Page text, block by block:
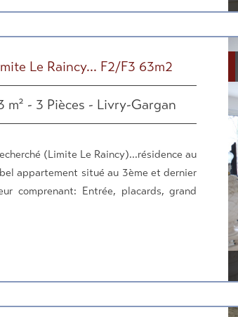
Le Raincy... F2/F3 63m2
- 3 Pièces - Livry-Gargan
(Limite Le Raincy)...résidence au
appartement situé au 3ème et dernier
comprenant: Entrée, placards, grand